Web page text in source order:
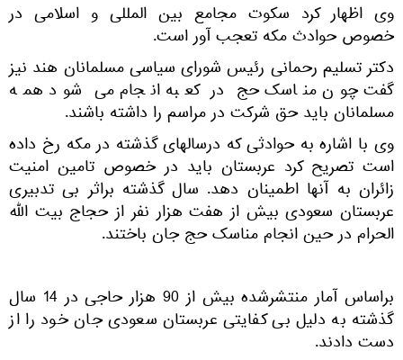
وی اظهار کرد سکوت مجامع بین المللی و اسلامی در
خصوص حوادث مکه تعجب آور است.
دکتر تسلیم رحمانی رئیس شورای سیاسی مسلمانان هند نیز
گفت چون مناسک حج در کعبه انجام می شود همه
مسلمانان باید حق شرکت در مراسم را داشته باشند.
وی با اشاره به حوادثی که درسالهای گذشته در مکه رخ داده
است تصریح کرد عربستان باید در خصوص تامین امنیت
زائران به آنها اطمینان دهد. سال گذشته براثر بی تدبیری
عربستان سعودی بیش از هفت هزار نفر از حجاج بیت الله
الحرام در حین انجام مناسک حج جان باختند.
براساس آمار منتشرشده بیش از 90 هزار حاجی در 14 سال
گذشته به دلیل بی کفایتی عربستان سعودی جان خود را از
دست دادند.